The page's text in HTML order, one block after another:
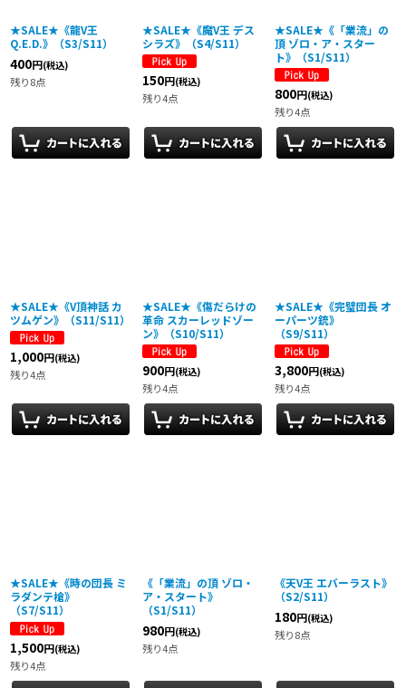
★SALE★《龍V王
Q.E.D.》（S3/S11）
400円(税込)
残り8点
★SALE★《魔V王 デス
シラズ》（S4/S11）
150円(税込)
残り4点
★SALE★《「業流」の
頂 ゾロ・ア・スター
ト》（S1/S11）
800円(税込)
残り4点
★SALE★《V頂神話 カ
ツムゲン》（S11/S11）
1,000円(税込)
残り4点
★SALE★《傷だらけの
革命 スカーレッドゾー
ン》（S10/S11）
900円(税込)
残り4点
★SALE★《完璧団長 オ
ーパーツ銃》
（S9/S11）
3,800円(税込)
残り4点
★SALE★《時の団長 ミ
ラダンテ槍》
（S7/S11）
1,500円(税込)
残り4点
《「業流」の頂 ゾロ・
ア・スタート》
（S1/S11）
980円(税込)
残り4点
《天V王 エバーラスト》
（S2/S11）
180円(税込)
残り8点